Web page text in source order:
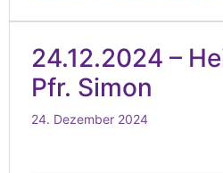
24.12.2024 –
Pfr. Simon
24. Dezember 2024